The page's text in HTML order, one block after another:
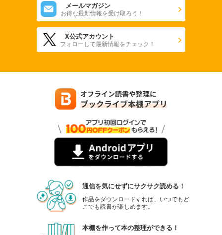
メールマガジン
お得な最新情報を受け取ろう！
X公式アカウント
フォローして最新情報をチェック！
通信を気にせずにサクサク読める！
作品をダウンロードすれば、いつでもど
こでも読書が楽しめます。
本棚を作って本の整理ができる！